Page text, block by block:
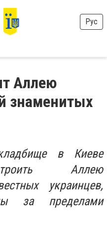
Рус
Аллею
знаменитых
в Киеве
Аллею
украинцев,
за пределами